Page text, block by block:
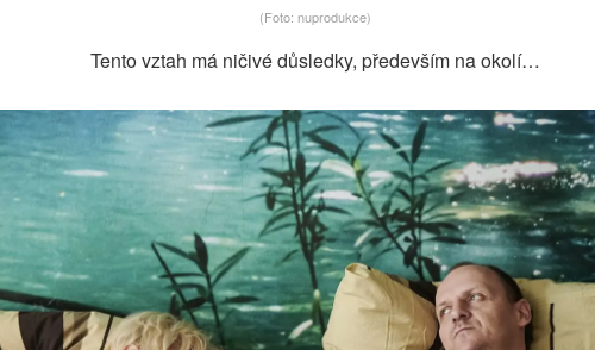
(Foto: nuprodukce)
Tento vztah má ničivé důsledky, především na okolí…